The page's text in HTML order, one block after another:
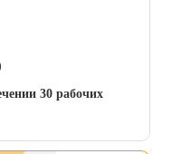
30 рабочих